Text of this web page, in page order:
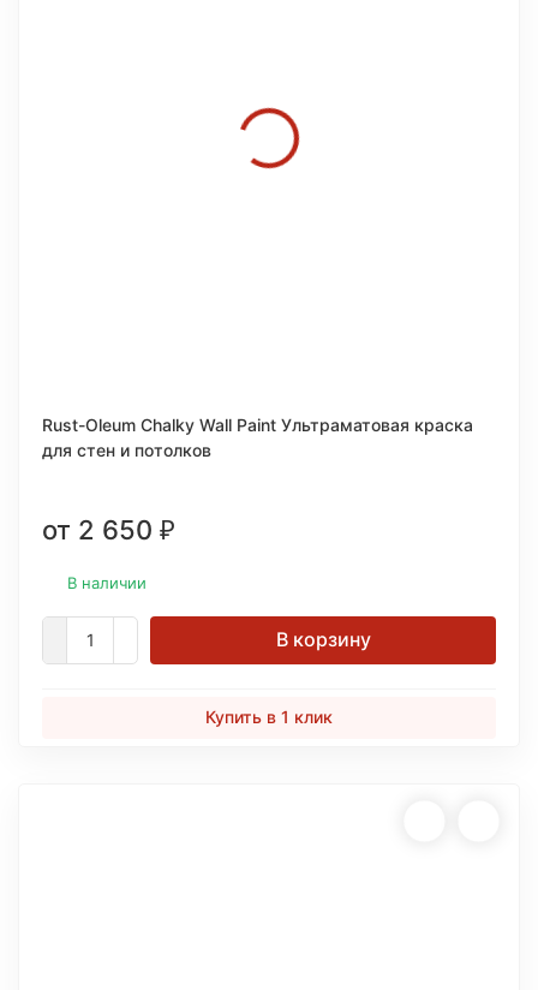
Rust-Oleum Chalky Wall Paint Ультраматовая краска
для стен и потолков
от 2 650 ₽
В наличии
В корзину
Купить в 1 клик